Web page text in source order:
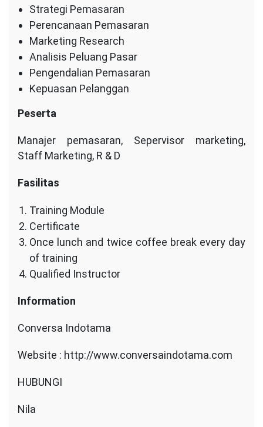
Strategi Pemasaran
Perencanaan Pemasaran
Marketing Research
Analisis Peluang Pasar
Pengendalian Pemasaran
Kepuasan Pelanggan
Peserta
Manajer pemasaran, Sepervisor marketing,
Staff Marketing, R & D
Fasilitas
Training Module
Certificate
Once lunch and twice coffee break every day
of training
Qualified Instructor
Information
Conversa Indotama
Website : http://www.conversaindotama.com
HUBUNGI
Nila